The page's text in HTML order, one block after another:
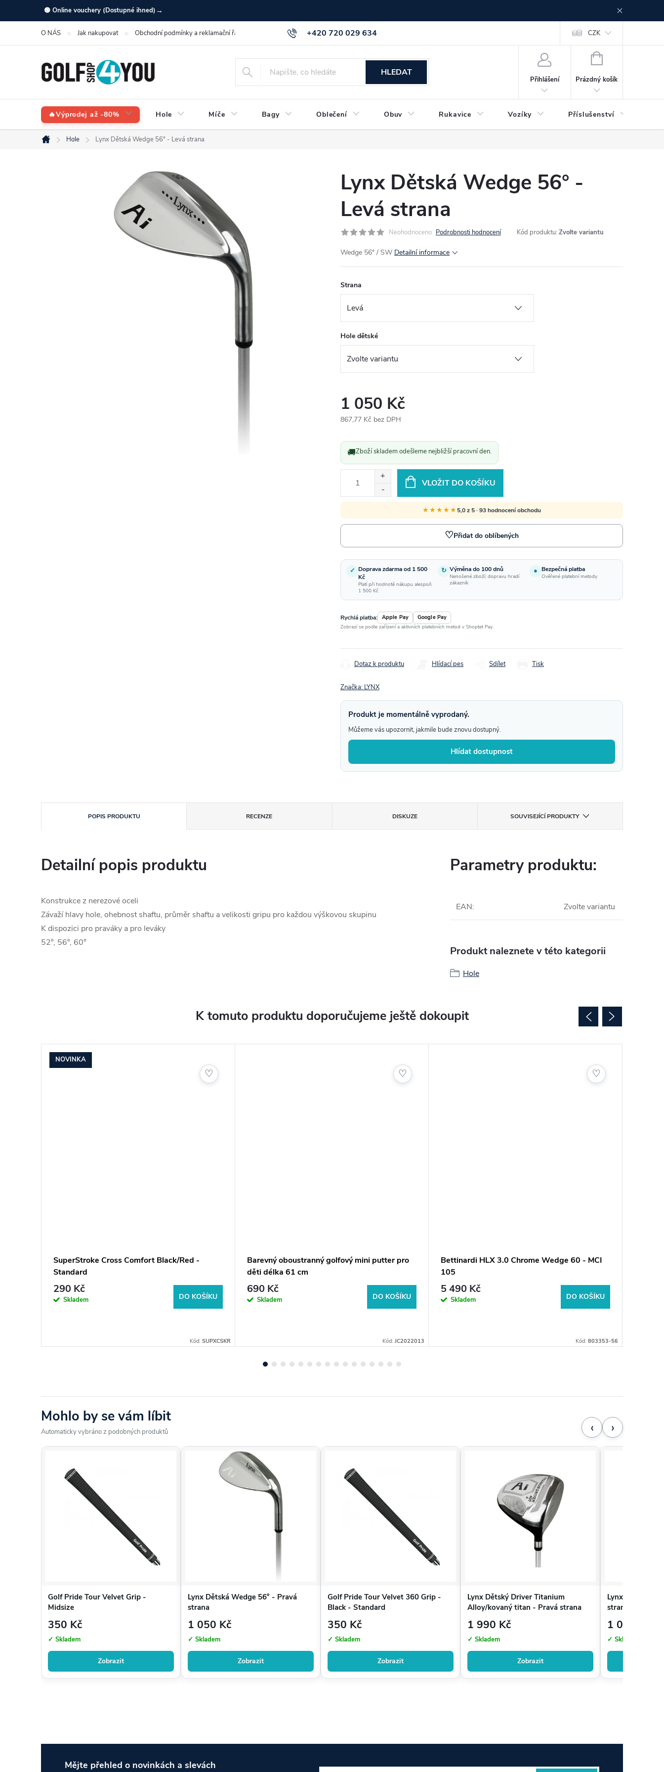
na
🟢 Online vouchery (Dostupné ihned) →
+420 720 029 634
O NÁS Jak nakupovat Obchodní podmínky a reklamační řád GDPR info a směrnice Kontakt CZK
HLEDAT
Přihlášení
NÁKUPNÍ
Prázdný košík
🔥Výprodej až -80% Hole Míče Bagy Oblečení Obuv Rukavice Vozíky Příslušenství
Domů
Hole Lynx Dětská Wedge 56° - Levá strana
Lynx Dětská Wedge 56° -
Levá strana
Neohodnoceno Podrobnosti hodnocení Kód produktu: Zvolte variantu
Wedge 56° / SW Detailní informace
Strana
Hole dětské
1 050 Kč
867,77 Kč bez DPH
cena:
🚚Zboží skladem odešleme nejbližší pracovní den.
VLOŽIT DO KOŠÍKU
★★★★★5,0 z 5 · 93 hodnocení obchodu
♡Přidat do oblíbených
✓ Doprava zdarma od 1 500
Kč
Platí při hodnotě nákupu alespoň
1 500 Kč
↻ Výměna do 100 dnů
Nenošené zboží; dopravu hradí
zákazník
● Bezpečná platba
Ověřené platební metody
Rychlá platba: Apple Pay Google Pay
Zobrazí se podle zařízení a aktivních platebních metod v Shoptet Pay.
Tisk
Dotaz k produktu Hlídací pes Sdílet
Značka: LYNX
Produkt je momentálně vyprodaný.
Můžeme vás upozornit, jakmile bude znovu dostupný.
Hlídat dostupnost
POPIS PRODUKTU RECENZE DISKUZE SOUVISEJÍCÍ PRODUKTY
Detailní popis produktu
Konstrukce z nerezové oceli
Závaží hlavy hole, ohebnost shaftu, průměr shaftu a velikosti gripu pro každou výškovou skupinu
K dispozici pro praváky a pro leváky
52°, 56°, 60°
Parametry produktu:
EAN: Zvolte variantu
Produkt naleznete v této kategorii
Hole
K tomuto produktu doporučujeme ještě dokoupit
NOVINKA
SuperStroke Cross Comfort Black/Red -
Standard
290 Kč
Skladem DO KOŠÍKU
Kód: SUPXCSKR
♡
Barevný oboustranný golfový mini putter pro
děti délka 61 cm
690 Kč
Skladem DO KOŠÍKU
Kód: JC2022013
♡
Bettinardi HLX 3.0 Chrome Wedge 60 - MCI
105
5 490 Kč
Skladem DO KOŠÍKU
Kód: 803353-56
♡
Mohlo by se vám líbit
Automaticky vybráno z podobných produktů ‹ ›
Golf Pride Tour Velvet Grip -
Midsize
350 Kč
✓ Skladem
Zobrazit
Lynx Dětská Wedge 56° - Pravá
strana
1 050 Kč
✓ Skladem
Zobrazit
Golf Pride Tour Velvet 360 Grip -
Black - Standard
350 Kč
✓ Skladem
Zobrazit
Lynx Dětský Driver Titanium
Alloy/kovaný titan - Pravá strana
1 990 Kč
✓ Skladem
Zobrazit
Lynx Dětská
strana
1 050 Kč
✓ Skladem
Mějte přehled o novinkách a slevách